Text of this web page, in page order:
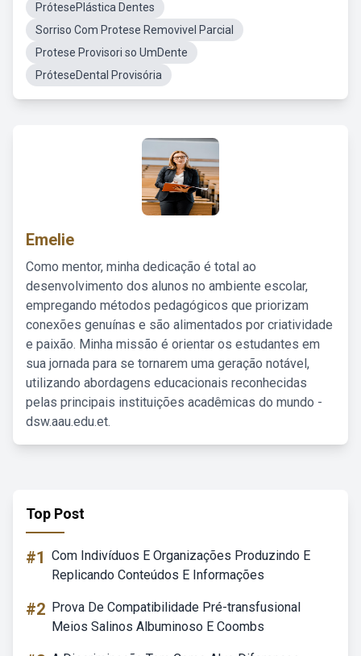
PrótesePlástica Dentes
Sorriso Com Protese Removivel Parcial
Protese Provisori so UmDente
PróteseDental Provisória
Emelie
Como mentor, minha dedicação é total ao
desenvolvimento dos alunos no ambiente escolar,
empregando métodos pedagógicos que priorizam
conexões genuínas e são alimentados por criatividade
e paixão. Minha missão é orientar os estudantes em
sua jornada para se tornarem uma geração notável,
utilizando abordagens educacionais reconhecidas
pelas principais instituições acadêmicas do mundo -
dsw.aau.edu.et.
Top Post
#1 Com Indivíduos E Organizações Produzindo E
Replicando Conteúdos E Informações
#2 Prova De Compatibilidade Pré-transfusional
Meios Salinos Albuminoso E Coombs